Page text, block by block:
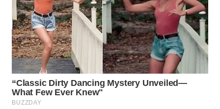
WAHANA
HEALTH
WAHANA
DESA
WISATA
LAPAK